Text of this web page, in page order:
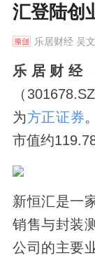
汇登陆创
乐居财经吴
乐居财经
（
为方正证券
市值约
新恒汇是一
销售与封装
公司的主要